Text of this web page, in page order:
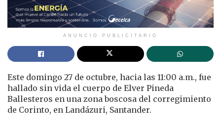
ANUNCIO PUBLICITARIO
Este domingo 27 de octubre, hacia las 11:00 a.m., fue
hallado sin vida el cuerpo de Elver Pineda
Ballesteros en una zona boscosa del corregimiento
de Corinto, en Landázuri, Santander.